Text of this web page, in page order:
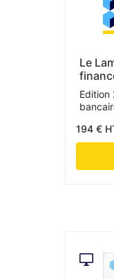
Le
Edition
194 €